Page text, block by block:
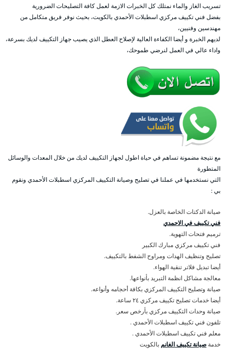
تسريب الغاز والماء نمتلك كل الخبرات الازمة لعمل كافة التصليحات الضرورية
بفضل فني تكييف مركزي اسطبلات الأحمدي بالكويت، بحيث نوفر فريق متكامل من
مهندسين وفنيين،
لديهم الخبرة و أيضا الكفاءة العالية لإصلاح العطل الذي يصيب جهاز التكييف لديك بسرعة،
واداء عالي في العمل لنرضي طموحك،
مع نتيجة مضمونة تساهم في حياة اطول لجهاز التكييف لديك من خلال المعدات والوسائل
المتطورة
التي نستخدمها في عملنا في تصليح وصيانة التكييف المركزي اسطبلات الأحمدي ونقوم
بي :
صيانة الدكتات الخاصة بالعزل.
فني تكييف في الاحمدي
ترميم فتحات التهوية.
فني تكييف مركزي مبارك الكبير
تصليح وتنظيف الهدات ومراوح الشفط بالتكييف.
أيضا تبديل فلاتر تنقية الهواء.
معالجة مشاكل انظمة التبريد بأنواعها.
صيانة وتصليح التكييف المركزي بكافة أحجامه وأنواعه.
أيضا خدمات تصليح تكييف مركزي ٢٤ ساعة.
صيانة وحدات التكييف مركزي بأرخص سعر.
تلفون فني تكييف اسطبلات الأحمدي .
معلم فني تكييف اسطبلات الأحمدي .
خدمة صيانة تكييف الغانم بالكويت